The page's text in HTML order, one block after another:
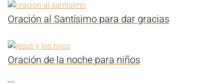
Oración al Santísimo para dar gracias
Oración de la noche para niños